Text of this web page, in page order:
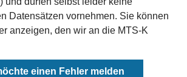
Datensätzen vornehmen. Sie können
anzeigen, den wir an die MTS-K
einen Fehler melden